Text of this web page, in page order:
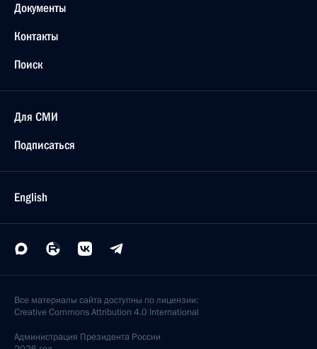
Документы
Контакты
Поиск
Для СМИ
Подписаться
English
Все материалы сайта доступны по лицензии:
Creative Commons Attribution 4.0 International
Администрация Президента России